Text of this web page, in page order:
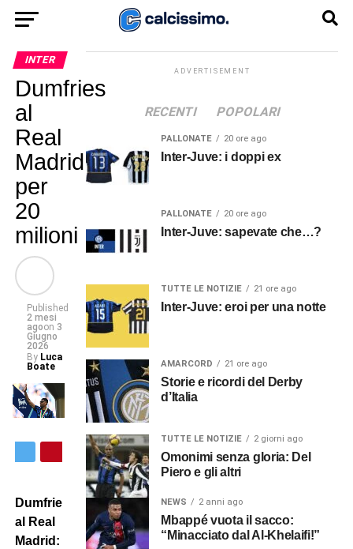
INTER
Dumfries
al
Real
Madrid
per
20
milioni
Published
2 mesi
agoon 3
Giugno
2026
By Luca
Boate
Dumfries
al Real
Madrid:
ADVERTISEMENT
RECENTI POPOLARI
PALLONATE 20 ore ago
Inter-Juve: i doppi ex
PALLONATE 20 ore ago
Inter-Juve: sapevate che…?
TUTTE LE NOTIZIE 21 ore ago
Inter-Juve: eroi per una notte
AMARCORD 21 ore ago
Storie e ricordi del Derby
d’Italia
TUTTE LE NOTIZIE 2 giorni ago
Omonimi senza gloria: Del
Piero e gli altri
NEWS 2 anni ago
Mbappé vuota il sacco:
“Minacciato dal Al-Khelaifi!”